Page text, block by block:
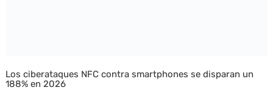
Los ciberataques NFC contra smartphones se disparan un
188% en 2026